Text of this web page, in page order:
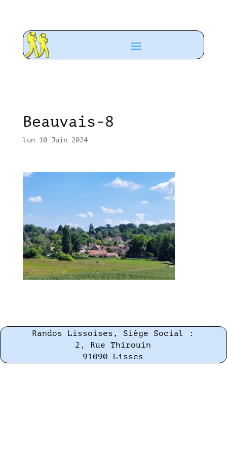
Beauvais-8
lun 10 Juin 2024
Randos Lissoises, Siège Social :
2, Rue Thirouin
91090 Lisses